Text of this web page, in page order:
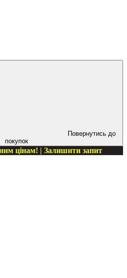
Повернутись до
покупок
цінам! | Залишити запит